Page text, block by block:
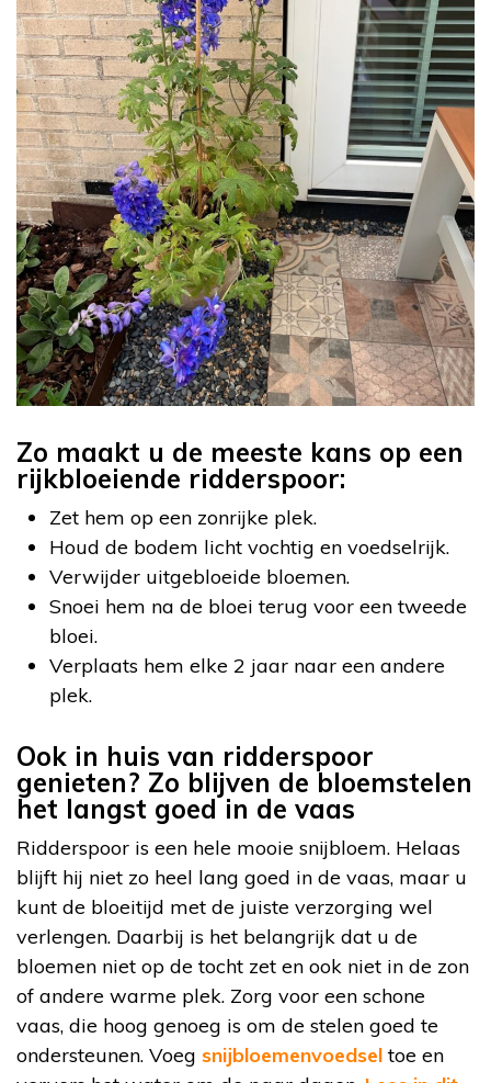
Zo maakt u de meeste kans op een
rijkbloeiende ridderspoor:
Zet hem op een zonrijke plek.
Houd de bodem licht vochtig en voedselrijk.
Verwijder uitgebloeide bloemen.
Snoei hem na de bloei terug voor een tweede
bloei.
Verplaats hem elke 2 jaar naar een andere
plek.
Ook in huis van ridderspoor
genieten? Zo blijven de bloemstelen
het langst goed in de vaas
Ridderspoor is een hele mooie snijbloem. Helaas
blijft hij niet zo heel lang goed in de vaas, maar u
kunt de bloeitijd met de juiste verzorging wel
verlengen. Daarbij is het belangrijk dat u de
bloemen niet op de tocht zet en ook niet in de zon
of andere warme plek. Zorg voor een schone
vaas, die hoog genoeg is om de stelen goed te
ondersteunen. Voeg snijbloemenvoedseltoe en